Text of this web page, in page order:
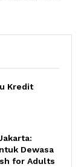
Kredit
Dewasa
for Adults